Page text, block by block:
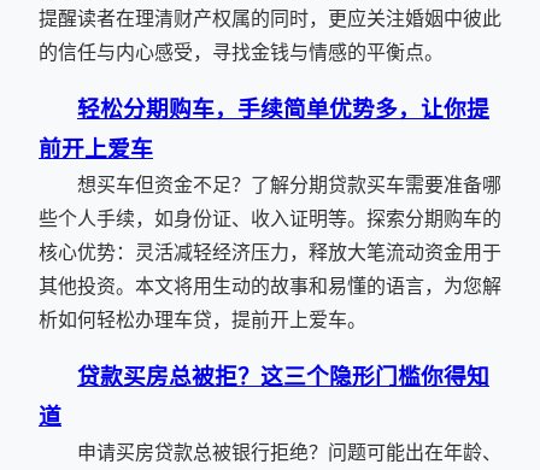
提醒读者在理清财产权属的同时，更应关注婚姻中彼此
的信任与内心感受，寻找金钱与情感的平衡点。
轻松分期购车，手续简单优势多，让你提
前开上爱车
想买车但资金不足？了解分期贷款买车需要准备哪
些个人手续，如身份证、收入证明等。探索分期购车的
核心优势：灵活减轻经济压力，释放大笔流动资金用于
其他投资。本文将用生动的故事和易懂的语言，为您解
析如何轻松办理车贷，提前开上爱车。
贷款买房总被拒？这三个隐形门槛你得知
道
申请买房贷款总被银行拒绝？问题可能出在年龄、